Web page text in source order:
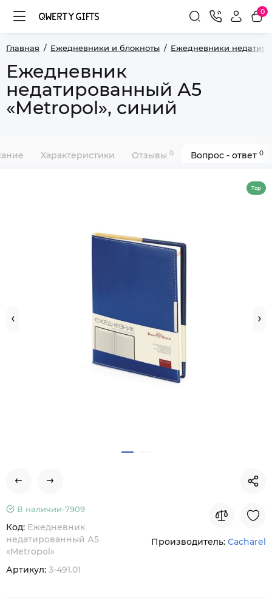
0
Главная Ежедневники и блокноты Ежедневники
Ежедневник
недатированный А5
«Metropol», синий
Характеристики Отзывы 0 Вопрос - ответ 0
Top
В наличии-7909
Код: Ежедневник
недатированный А5
«Metropol»
Артикул: 3-491.01
Производитель: Cacharel